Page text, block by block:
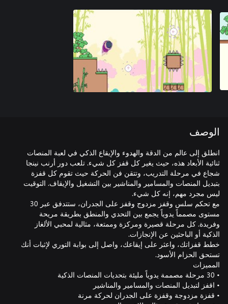
الوصف
انطلق إلى عالم من الدقة والهدوء والإيقاع الذكي في لعبة المنصات
ثنائية الأبعاد هذه، حيث يغير كل قفز كل شيء. تلعب دور أرنب نينجا
شجاع في مرحلة التدريب، وتتقن فن الحركة حيث تقوم كل قفزة
بتبديل المنصات والمسامير والمناشير بين التشغيل والإيقاف. التوقيت
مع تحكم سلس وقفز مزدوج وقفز على الجدران، ستتدفق عبر 30
مستوى مصمماً يدوياً يجمع بين التحدي والمنطق بطريقة مريحة
وفريدة. كل مرحلة قصيرة ومركزة وممتعة، مثالية لمحبي الألغاز
خطط قفزاتك، واعثر على إيقاعك، واصل إلى بوابة التوري لإثبات أنك